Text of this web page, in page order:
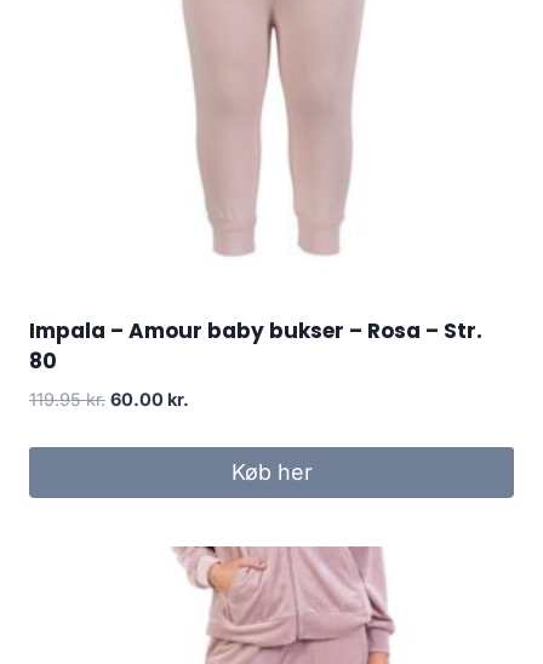
Impala – Amour baby bukser – Rosa – Str.
80
119.95kr. Original
was:
60.00 kr.
is:
60.00 kr..Køb her